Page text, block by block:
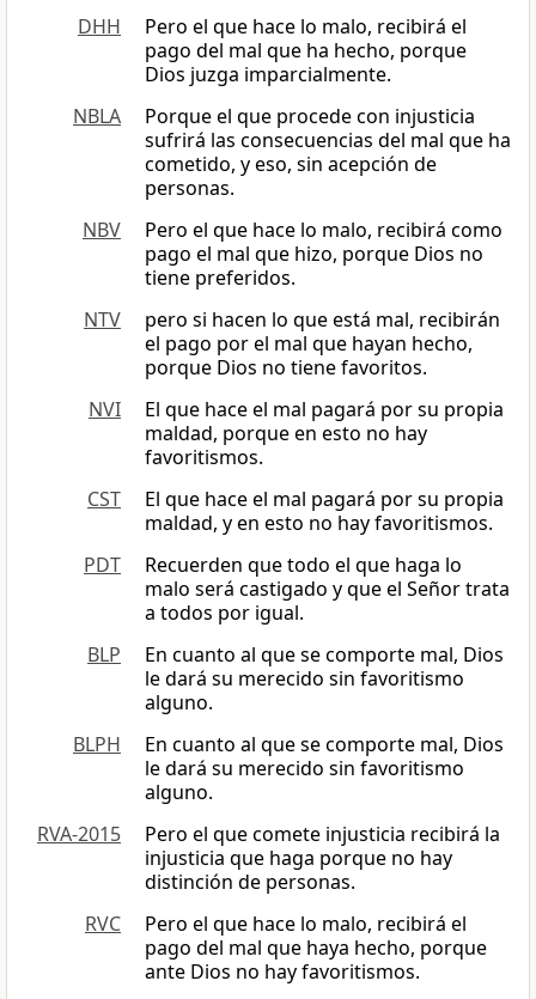
DHH
Pero el que hace lo malo, recibirá el
pago del mal que ha hecho, porque
Dios juzga imparcialmente.
NBLA
Porque el que procede con injusticia
sufrirá las consecuencias del mal que ha
cometido, y eso, sin acepción de
personas.
NBV
Pero el que hace lo malo, recibirá como
pago el mal que hizo, porque Dios no
tiene preferidos.
NTV
pero si hacen lo que está mal, recibirán
el pago por el mal que hayan hecho,
porque Dios no tiene favoritos.
NVI
El que hace el mal pagará por su propia
maldad, porque en esto no hay
favoritismos.
CST
El que hace el mal pagará por su propia
maldad, y en esto no hay favoritismos.
PDT
Recuerden que todo el que haga lo
malo será castigado y que el Señor trata
a todos por igual.
BLP
En cuanto al que se comporte mal, Dios
le dará su merecido sin favoritismo
alguno.
BLPH
En cuanto al que se comporte mal, Dios
le dará su merecido sin favoritismo
alguno.
RVA-2015
Pero el que comete injusticia recibirá la
injusticia que haga porque no hay
distinción de personas.
RVC
Pero el que hace lo malo, recibirá el
pago del mal que haya hecho, porque
ante Dios no hay favoritismos.